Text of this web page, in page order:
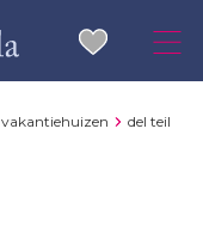
vakantiehuizen del teil